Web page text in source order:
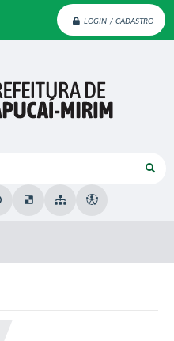
LOGIN / CADASTRO